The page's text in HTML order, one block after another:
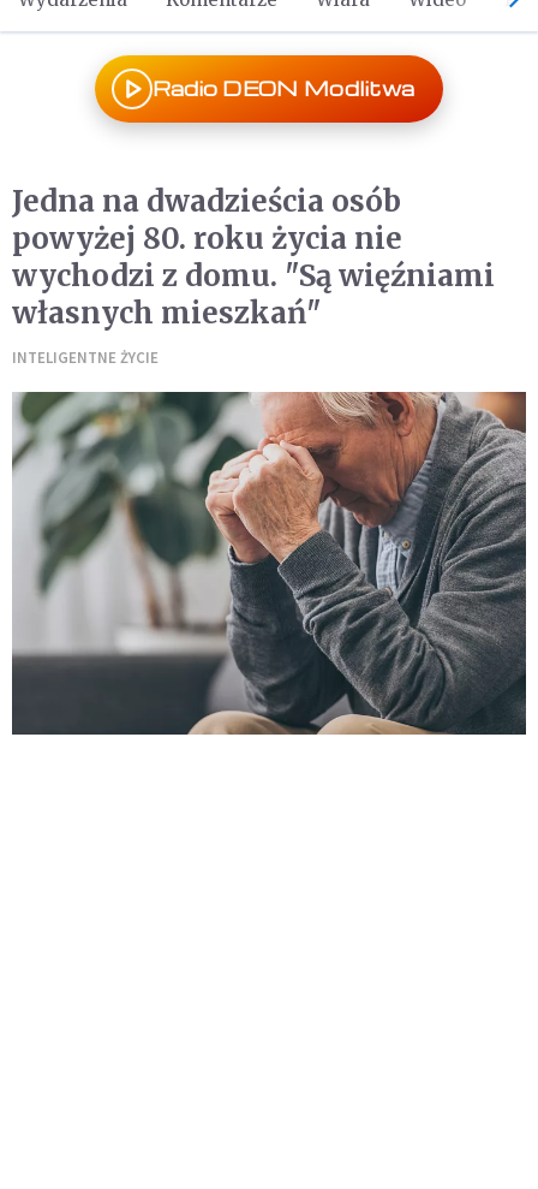
Radio DEON Modlitwa
Jedna na dwadzieścia osób
powyżej 80. roku życia nie
wychodzi z domu. "Są więźniami
własnych mieszkań"
INTELIGENTNE ŻYCIE